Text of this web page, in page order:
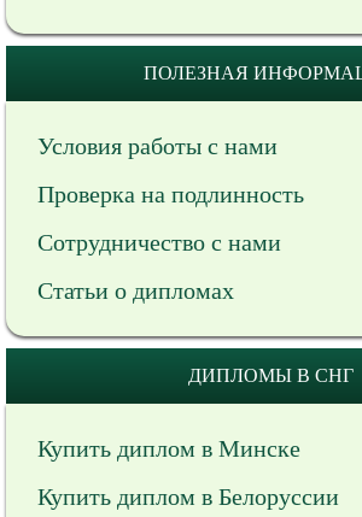
ПОЛЕЗНАЯ
Условия работы с нами
Проверка на подлинность
Сотрудничество с нами
Статьи о дипломах
ДИПЛОМЫ В СНГ
Купить диплом в Минске
Купить диплом в Белоруссии